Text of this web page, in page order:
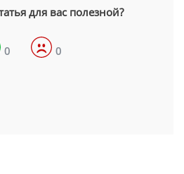
для вас полезной?
0 0